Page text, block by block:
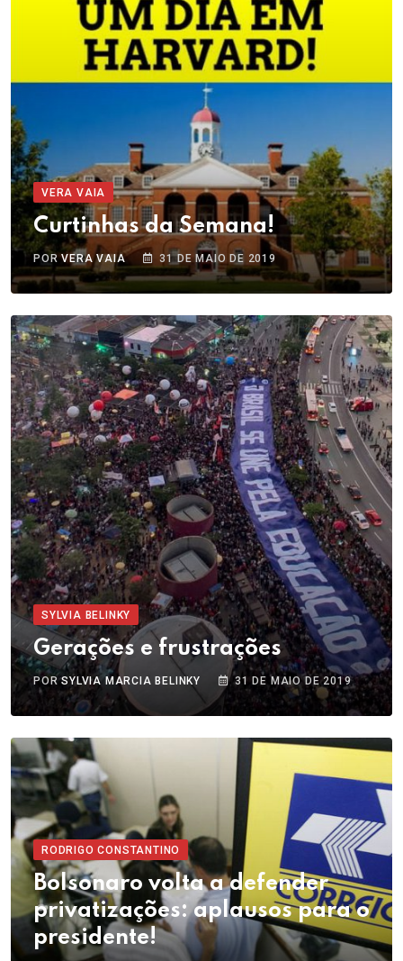
VERA VAIA
Curtinhas da Semana!
PORVERA VAIA 31 DE MAIO DE 2019
SYLVIA BELINKY
Gerações e frustrações
PORSYLVIA MARCIA BELINKY 31 DE MAIO DE 2019
RODRIGO CONSTANTINO
Bolsonaro volta a defender
privatizações: aplausos para o
presidente!